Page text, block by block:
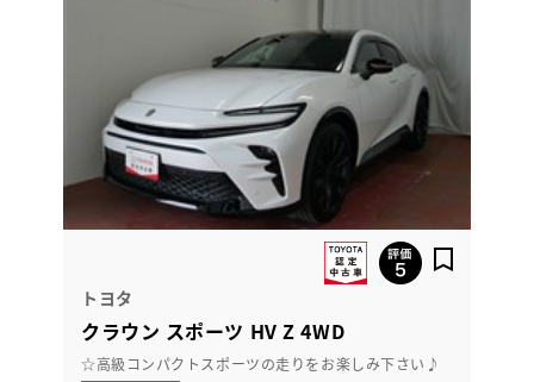
トヨタ
クラウン スポーツ HV Z 4WD
☆高級コンパクトスポーツの走りをお楽しみ下さい♪